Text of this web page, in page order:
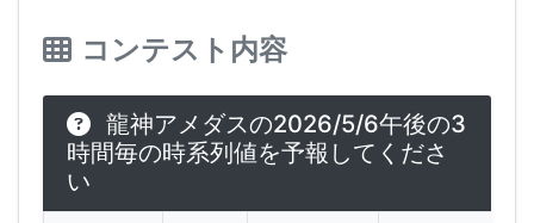
コンテスト内容
龍神アメダスの2026/5/6午後の3
時間毎の時系列値を予報してくださ
い